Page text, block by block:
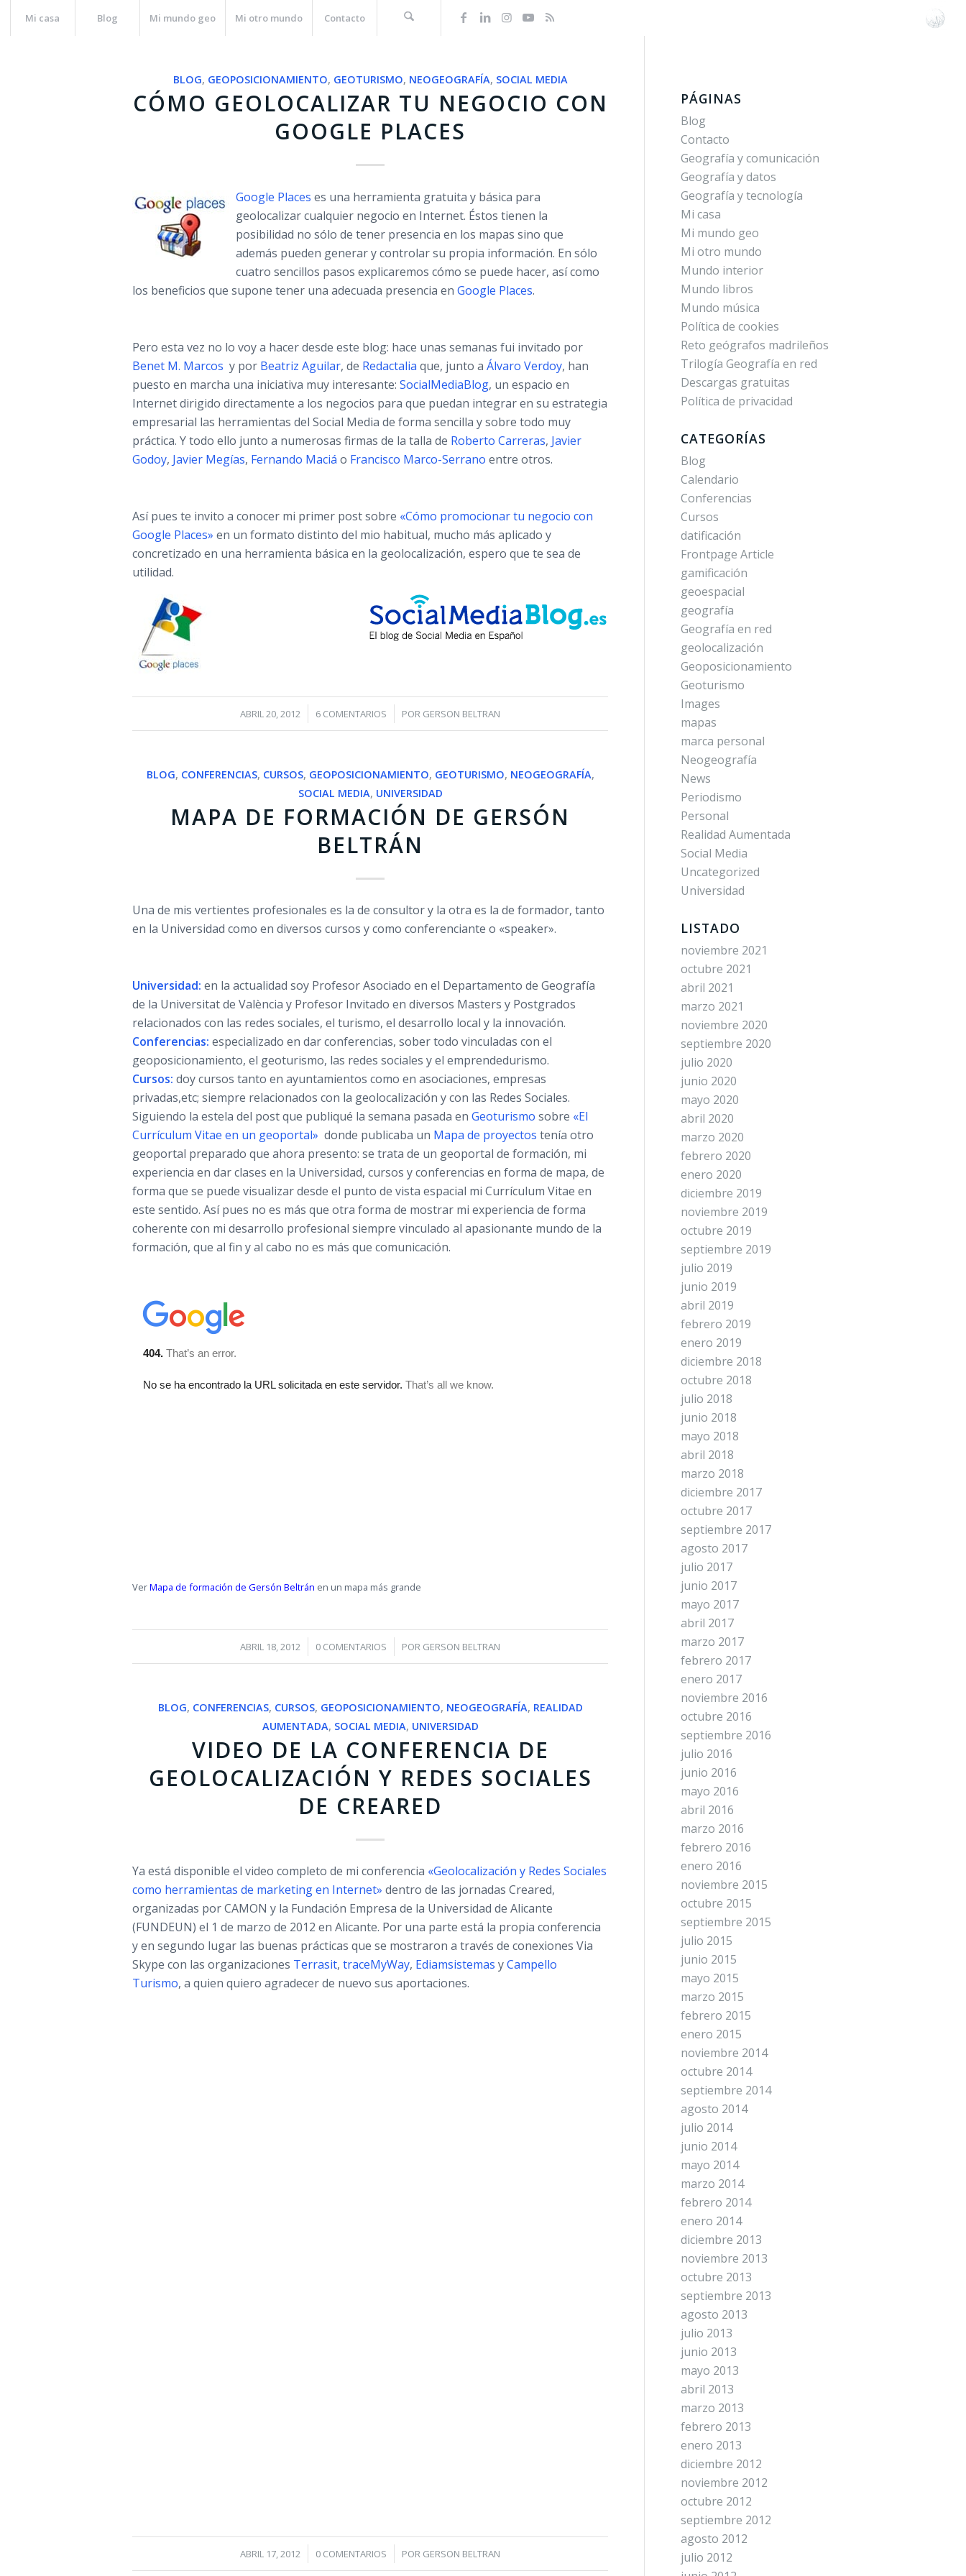
Mi casa Blog Mi mundo geo Mi otro mundo Contacto
BLOG, GEOPOSICIONAMIENTO, GEOTURISMO, NEOGEOGRAFÍA, SOCIAL MEDIA
CÓMO GEOLOCALIZAR TU NEGOCIO CON
GOOGLE PLACES
Google Places es una herramienta gratuita y básica para
geolocalizar cualquier negocio en Internet. Éstos tienen la
posibilidad no sólo de tener presencia en los mapas sino que
además pueden generar y controlar su propia información. En sólo
cuatro sencillos pasos explicaremos cómo se puede hacer, así como
los beneficios que supone tener una adecuada presencia enGoogle Places.
Pero esta vez no lo voy a hacer desde este blog: hace unas semanas fui invitado por
Benet M. Marcos y por Beatriz Aguilar, de Redactalia que, junto aÁlvaro Verdoy, han
puesto en marcha una iniciativa muy interesante:SocialMediaBlog, un espacio en
Internet dirigido directamente a los negocios para que puedan integrar en su estrategia
empresarial las herramientas del Social Media de forma sencilla y sobre todo muy
práctica. Y todo ello junto a numerosas firmas de la talla de Roberto Carreras, Javier
Godoy, Javier Megías, Fernando Maciá o Francisco Marco-Serrano entre otros.
Así pues te invito a conocer mi primer post sobre «Cómo promocionar tu negocio con
Google Places» en un formato distinto del mio habitual, mucho más aplicado y
concretizado en una herramienta básica en la geolocalización, espero que te sea de
utilidad.
ABRIL 20, 2012 6 COMENTARIOS
/ POR GERSON BELTRAN
BLOG, CONFERENCIAS, CURSOS, GEOPOSICIONAMIENTO, GEOTURISMO, NEOGEOGRAFÍA,
SOCIAL MEDIA, UNIVERSIDAD
MAPA DE FORMACIÓN DE GERSÓN
BELTRÁN
Una de mis vertientes profesionales es la de consultor y la otra es la de formador, tanto
en la Universidad como en diversos cursos y como conferenciante o «speaker».
Universidad:en la actualidad soy Profesor Asociado en el Departamento de Geografía
de la Universitat de València y Profesor Invitado en diversos Masters y Postgrados
relacionados con las redes sociales, el turismo, el desarrollo local y la innovación.
Conferencias:especializado en dar conferencias, sober todo vinculadas con el
geoposicionamiento, el geoturismo, las redes sociales y el emprendedurismo.
Cursos: doy cursos tanto en ayuntamientos como en asociaciones, empresas
privadas,etc; siempre relacionados con la geolocalización y con las Redes Sociales.
Siguiendo la estela del post que publiqué la semana pasada enGeoturismo sobre «El
Currículum Vitae en un geoportal» donde publicaba un Mapa de proyectos tenía otro
geoportal preparado que ahora presento: se trata de un geoportal de formación, mi
experiencia en dar clases en la Universidad, cursos y conferencias en forma de mapa, de
forma que se puede visualizar desde el punto de vista espacial mi Currículum Vitae en
este sentido. Así pues no es más que otra forma de mostrar mi experiencia de forma
coherente con mi desarrollo profesional siempre vinculado al apasionante mundo de la
formación, que al fin y al cabo no es más que comunicación.
VerMapa de formación de Gersón Beltrán en un mapa más grande
ABRIL 18, 2012 0 COMENTARIOS
/ POR GERSON BELTRAN
BLOG, CONFERENCIAS, CURSOS, GEOPOSICIONAMIENTO, NEOGEOGRAFÍA, REALIDAD
AUMENTADA, SOCIAL MEDIA, UNIVERSIDAD
VIDEO DE LA CONFERENCIA DE
GEOLOCALIZACIÓN Y REDES SOCIALES
DE CREARED
Ya está disponible el video completo de mi conferencia «Geolocalización y Redes Sociales
como herramientas de marketing en Internet»dentro de las jornadas Creared,
organizadas por CAMON y la Fundación Empresa de la Universidad de Alicante
(FUNDEUN) el 1 de marzo de 2012 en Alicante. Por una parte está la propia conferencia
y en segundo lugar las buenas prácticas que se mostraron a través de conexiones Via
Skype con las organizaciones Terrasit,traceMyWay, Ediamsistemas yCampello
Turismo, a quien quiero agradecer de nuevo sus aportaciones.
ABRIL 17, 2012 0 COMENTARIOS
/ POR GERSON BELTRAN
PÁGINAS
Blog
Contacto
Geografía y comunicación
Geografía y datos
Geografía y tecnología
Mi casa
Mi mundo geo
Mi otro mundo
Mundo interior
Mundo libros
Mundo música
Política de cookies
Reto geógrafos madrileños
Trilogía Geografía en red
Descargas gratuitas
Política de privacidad
CATEGORÍAS
Blog
Calendario
Conferencias
Cursos
datificación
Frontpage Article
gamificación
geoespacial
geografía
Geografía en red
geolocalización
Geoposicionamiento
Geoturismo
Images
mapas
marca personal
Neogeografía
News
Periodismo
Personal
Realidad Aumentada
Social Media
Uncategorized
Universidad
LISTADO
noviembre 2021
octubre 2021
abril 2021
marzo 2021
noviembre 2020
septiembre 2020
julio 2020
junio 2020
mayo 2020
abril 2020
marzo 2020
febrero 2020
enero 2020
diciembre 2019
noviembre 2019
octubre 2019
septiembre 2019
julio 2019
junio 2019
abril 2019
febrero 2019
enero 2019
diciembre 2018
octubre 2018
julio 2018
junio 2018
mayo 2018
abril 2018
marzo 2018
diciembre 2017
octubre 2017
septiembre 2017
agosto 2017
julio 2017
junio 2017
mayo 2017
abril 2017
marzo 2017
febrero 2017
enero 2017
noviembre 2016
octubre 2016
septiembre 2016
julio 2016
junio 2016
mayo 2016
abril 2016
marzo 2016
febrero 2016
enero 2016
noviembre 2015
octubre 2015
septiembre 2015
julio 2015
junio 2015
mayo 2015
marzo 2015
febrero 2015
enero 2015
noviembre 2014
octubre 2014
septiembre 2014
agosto 2014
julio 2014
junio 2014
mayo 2014
marzo 2014
febrero 2014
enero 2014
diciembre 2013
noviembre 2013
octubre 2013
septiembre 2013
agosto 2013
julio 2013
junio 2013
mayo 2013
abril 2013
marzo 2013
febrero 2013
enero 2013
diciembre 2012
noviembre 2012
octubre 2012
septiembre 2012
agosto 2012
julio 2012